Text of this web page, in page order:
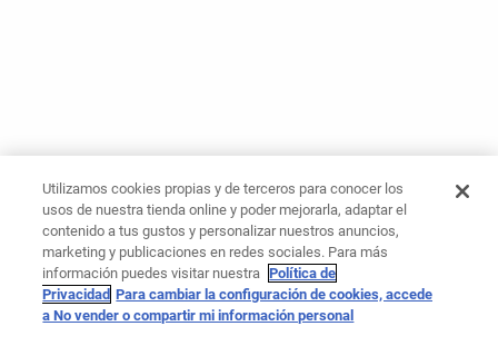
Utilizamos cookies propias y de terceros para conocer los
usos de nuestra tienda online y poder mejorarla, adaptar el
contenido a tus gustos y personalizar nuestros anuncios,
marketing y publicaciones en redes sociales. Para más
información puedes visitar nuestra Política de
Privacidad Para cambiar la configuración de cookies, accede
a No vender o compartir mi información personal